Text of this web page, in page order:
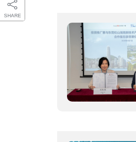
SHARE